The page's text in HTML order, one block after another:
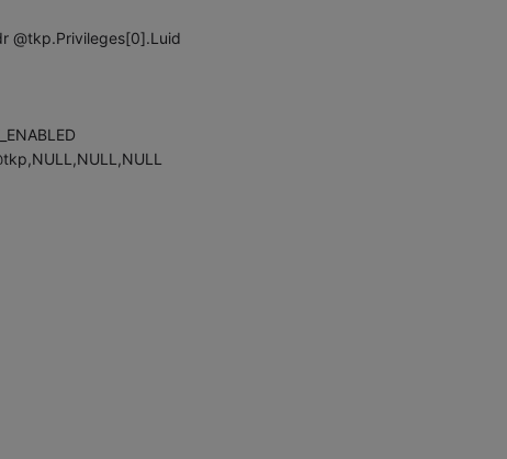
@tkp.Privileges[0].Luid